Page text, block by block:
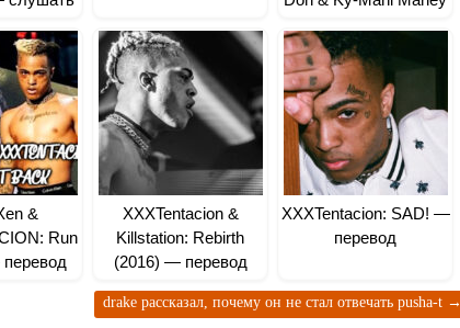
&
Run
XXXTentacion &
Killstation: Rebirth
(2016) — перевод
XXXTentacion: SAD! —
перевод
drake рассказал, почему он не стал отвечать pusha-t →